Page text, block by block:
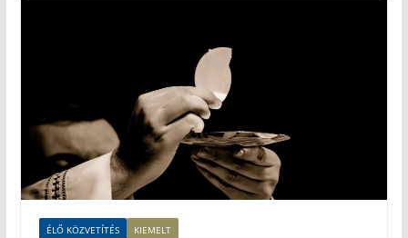
ÉLŐ KÖZVETÍTÉS KIEMELT